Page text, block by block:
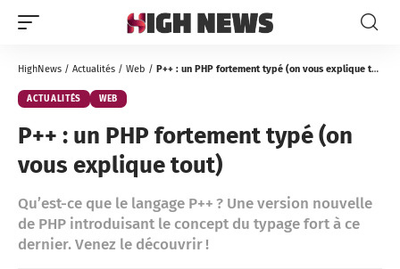
HighNews / Actualités / Web / P++ : un PHP fortement typé (on vous explique tout)
ACTUALITÉS WEB
P++ : un PHP fortement typé (on
vous explique tout)
Qu’est-ce que le langage P++ ? Une version nouvelle
de PHP introduisant le concept du typage fort à ce
dernier. Venez le découvrir !